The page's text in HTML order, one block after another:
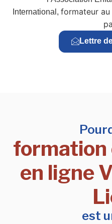
International, formateur
Lettre
formation
en ligne
est